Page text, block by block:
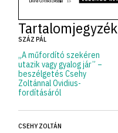
Tartalomjegyzék
SZÁZ PÁL
„A műfordító szekéren
utazik vagy gyalog jár” –
beszélgetés Csehy
Zoltánnal Ovidius-
fordításáról
CSEHY ZOLTÁN